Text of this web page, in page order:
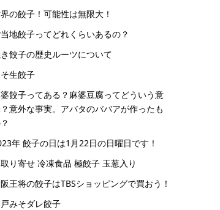
の餃子！可能性は無限大！
地餃子ってどれくらいあるの？
餃子の歴史ルーツについて
そ生餃子
餃子ってある？麻婆豆腐ってどういう意
意外な事実。アバタのババアが作ったも
年 餃子の日は1月22日の日曜日です！
り寄せ 冷凍食品 極餃子 玉葱入り
王将の餃子はTBSショッピングで買おう！
みそダレ餃子